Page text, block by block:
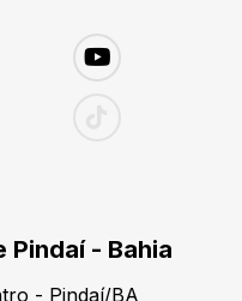
Pindaí - Bahia
- Pindaí/BA